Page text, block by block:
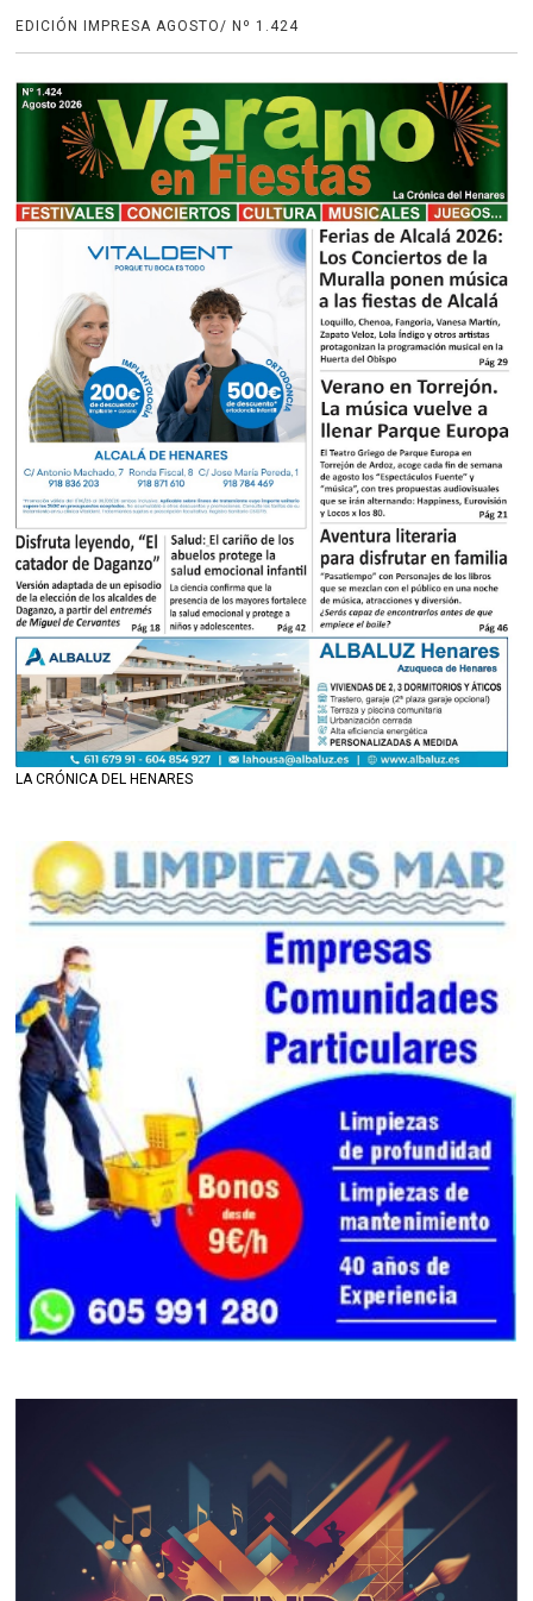
EDICIÓN IMPRESA AGOSTO/ Nº 1.424
LA CRÓNICA DEL HENARES